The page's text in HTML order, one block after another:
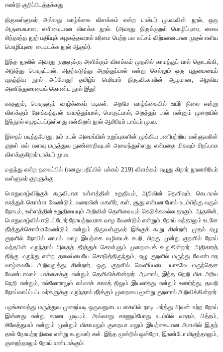
ஈண்டு குறிப்பிடத்தக்கது.
திருவள்ளுவர் அல்லது வாழ்க்கை விளக்கம் என்ற டாக்டர் மு.வ.வின் நூல், ஒரு
அருமையான, எளிமையான விளக்க நூல். (அவரது திருக்குறள் பொழிப்புரை, சைவ
சிந்தாந்த நூற் பதிப்புக் கழகத்தவரால் உரிமை பெற்ற பல லட்சம் விற்பனையான முதல் எளிய
பொழிப்புரை பையடக்க நூல் ஆகும்).
இந்த நூலில் அவரது குறளுக்கு அளிக்கும் விளக்கம் முதலில் காமத்துப் பால் தொடங்கி,
அடுத்து பொருட்பால், அதற்கடுத்து அறத்துப்பால் என்று செல்லும் ஒரு புதுமையைப்
புகுத்திய நூல் அப்போது! தமிழ்ப் பெரியார் திரு.வி.க.வின் ஆழமான, அழகிய
அணிந்துரையைக் கொண்ட நூல் இது!
காதலும், பொருளும் வாழ்க்கைப் படிகள். அறமே வாழ்க்கையில் உயிர் நிலை என்று
விளக்கும் நோக்கத்தால் காமத்துப்பால், பொருட்பால், அறத்துப் பால் என்னும் முறையில்
இந்நூல் எழுதப்பட்டுள்ளது என்கிறார் நூல் ஆசிரியர் டாக்டர் மு.வ.
இதைப் படித்தபோது, நம் உடல் அமைப்பின் உறுப்புகளின் முக்கிய பணிபற்றிய வள்ளுவரின்
குறள் எவ் வளவு மருத்துவ நுண்ணறிவுடன் அமைந்துள்ளது என்பதை மிகவும் சிறப்பாக
விளக்குகிறார் டாக்டர் மு.வ.
மருந்து என்ற தலைப்பில் (எனது பதிப்பில் பக்கம் 219) விளக்கம் எழுது கிறார் நூலாசிரியர்
வள்ளுவர் குறளுக்கு.
பொதுவாழ்விற்குக் கருவியாக உள்ளத்தின் உறுதியும், அறிவின் தெளிவும், கெடாமல்
காத்துக் கொள்ள வேண்டும். வரைவின் மகளிர், கள், சூது என்பன போல் உடம்பிற்கு வரும்
நோயும், உள்ளத்தின் உறுதியையும் அறிவின் தெளிவையும் கெடுக்கவல்ல தாகும். ஆதலின்,
பொதுவாழ்வில் ஈடுபட்டோர் நோயற்றவராக வாழ வேண்டும் என்றும், நோய் வந்தாலும் உடனே
தீர்த்துக்கொள்ளவேண்டும் என்றும் திருவள்ளுவர் இங்குக் கூறு கின்றார். முதல் ஏழு
குறளில் நோயில் லாமல் வாழ இயற்கை வழியைக் கூறி, பிறகு மூன்று குறளில் நோய்
வந்தபின் மருந்தால் அதைத் தீர்த்துக் கொள்ளும் முறையைக் கூறுகின்றார். அதிகாரத்
திற்கு மருந்து என்ற தலைப்பையே கொடுத்திருந்தும், ஏழு குறளில் மருந்து வேண்டாத
வாழ்வையே அறிவுறுத்து கின்றார்; ஒரு குறளில் வெளிப்படை யாகவே மருந்தென
வேண்டாவாம் யாக்கைக்கு என்றும் தெளிவிக்கின்றார். ஆனால், இந்த நெறி மிக அரிய
நெறி என்றும், எல்லோராலும் எல்லாக் காலத் திலும் இயலாதது என்றும் உணர்ந்து, தவறி
நோய்வாய்ப்பட்டவர்களுக்கு மருந்தால் தீர்க்கும் முறையை மூன்று குறளால் அறிவிக்கின்றார்.
பழங்காலத்து மருத்துவ முறைப்படி ஒருவனுடைய கையில் நாடி பார்த்து அவன் உற்ற நோய்
இன்னது என்று காண முடியும். அவ்வாறு காணும்போது உடம்பில் வாதம், பித்தம்,
சிலேத்துமம் என்னும் மூன்றும் மிகாமலும் குறையா மலும் இயற்கையான அளவில் இருந்
தால் நோயற்ற நிலை என்று கூறுவார் கள். இந்த மூன்றில் ஒன்றோ, இரண்டோ மிகுந்தாலும்,
குறைந்தாலும் நோய் உண்டாக்கும்: